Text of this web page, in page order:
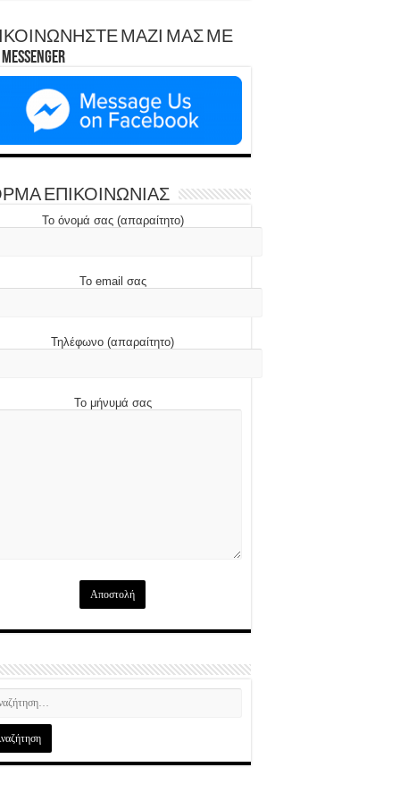
ΜΑΖΙ ΜΑΣ ΜΕ
ΕΠΙΚΟΙΝΩΝΙΑΣ
Το όνομά σας (απαραίτητο)
Το email σας
Τηλέφωνο (απαραίτητο)
Το μήνυμά σας